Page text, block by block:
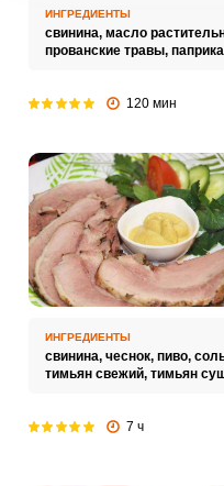
ИНГРЕДИЕНТЫ
свинина, масло
прованские травы,
120 мин
ИНГРЕДИЕНТЫ
свинина, чеснок, пиво,
тимьян свежий, тимьян
7 ч